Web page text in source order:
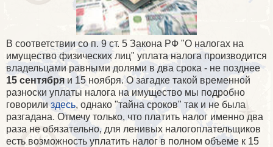
В соответствии со п. 9 ст. 5 Закона РФ "О налогах на
имущество физических лиц" уплата налога производится
владельцами равными долями в два срока - не позднее
15 сентябряи 15 ноября. О загадке такой временной
разноски уплаты налога на имущество мы подробно
говорили здесь, однако "тайна сроков" так и не была
разгадана. Отмечу только, что платить налог именно два
раза не обязательно, для ленивых налогоплательщиков
есть возможность уплатить налог в полном объеме к 15